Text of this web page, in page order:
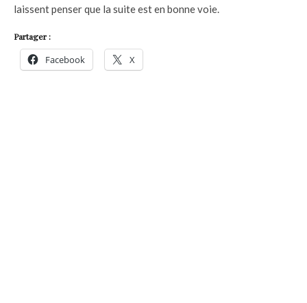
laissent penser que la suite est en bonne voie.
Partager :
Facebook X